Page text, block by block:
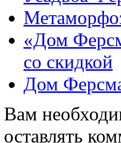
«Дом
со скидкой
Дом
Вам
оставлять